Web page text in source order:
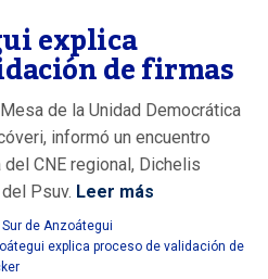
explica
de firmas
de la Unidad Democrática
informó un encuentro
CNE regional, Dichelis
Psuv. Leer más
Sur de Anzoátegui
explica proceso de validación de